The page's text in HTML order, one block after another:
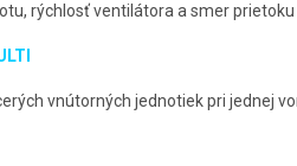
rýchlosť ventilátora a smer
vnútorných jednotiek pri jednej